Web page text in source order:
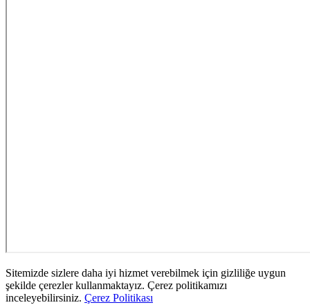
Sitemizde sizlere daha iyi hizmet verebilmek için gizliliğe uygun
şekilde çerezler kullanmaktayız. Çerez politikamızı
inceleyebilirsiniz. Çerez Politikası